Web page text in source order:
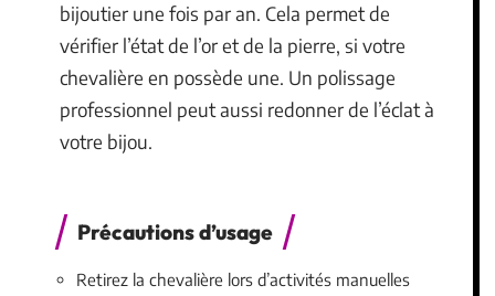
bijoutier une fois par an. Cela permet de
vérifier l’état de l’or et de la pierre, si votre
chevalière en possède une. Un polissage
professionnel peut aussi redonner de l’éclat à
votre bijou.
Précautions d’usage
Retirez la chevalière lors d’activités manuelles